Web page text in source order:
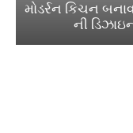
મોડર્રન કિચન
ની